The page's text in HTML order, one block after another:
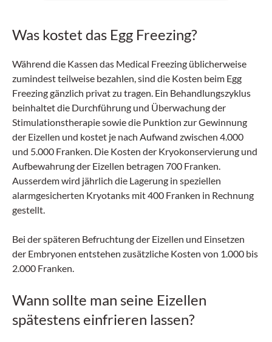
Was kostet das Egg Freezing?
Während die Kassen das Medical Freezing üblicherweise
zumindest teilweise bezahlen, sind die Kosten beim Egg
Freezing gänzlich privat zu tragen. Ein Behandlungszyklus
beinhaltet die Durchführung und Überwachung der
Stimulationstherapie sowie die Punktion zur Gewinnung
der Eizellen und kostet je nach Aufwand zwischen 4.000
und 5.000 Franken. Die Kosten der Kryokonservierung und
Aufbewahrung der Eizellen betragen 700 Franken.
Ausserdem wird jährlich die Lagerung in speziellen
alarmgesicherten Kryotanks mit 400 Franken in Rechnung
gestellt.
Bei der späteren Befruchtung der Eizellen und Einsetzen
der Embryonen entstehen zusätzliche Kosten von 1.000 bis
2.000 Franken.
Wann sollte man seine Eizellen
spätestens einfrieren lassen?